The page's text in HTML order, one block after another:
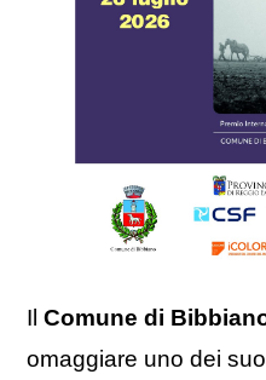
Il Comune di
omaggiare uno dei